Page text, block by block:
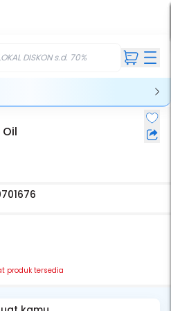
DISKON s.d. 70%
produk tersedia